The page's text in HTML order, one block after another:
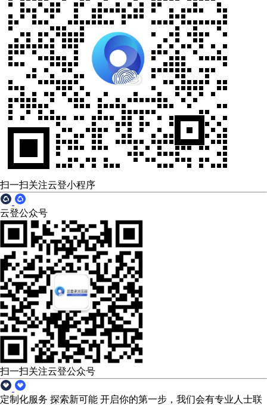
扫一扫关注云登小程序
云登公众号
扫一扫关注云登公众号
定制化服务 探索新可能 开启你的第一步，我们会有专业人士联